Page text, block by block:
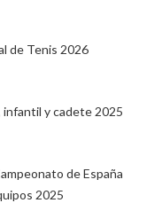
de Tenis 2026
infantil y cadete 2025
de España
2025